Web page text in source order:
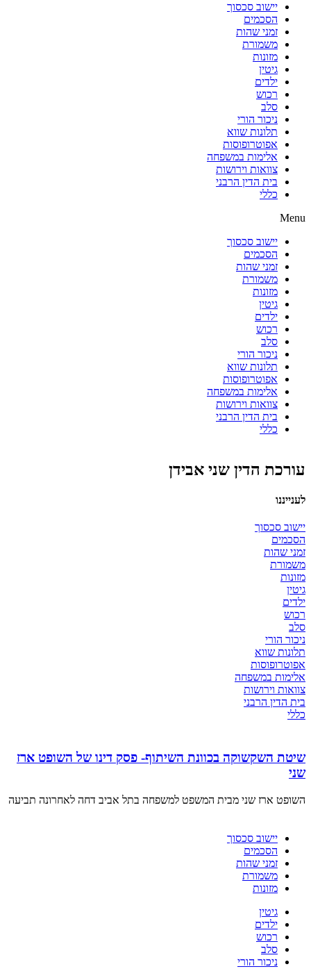
יישוב סכסוך
הסכמים
זמני שהות
משמורת
מזונות
גיטין
ילדים
רכוש
סלב
ניכור הורי
תלונות שווא
אפוטרופוסות
אלימות במשפחה
צוואות וירושות
בית הדין הרבני
כללי
Menu
יישוב סכסוך
הסכמים
זמני שהות
משמורת
מזונות
גיטין
ילדים
רכוש
סלב
ניכור הורי
תלונות שווא
אפוטרופוסות
אלימות במשפחה
צוואות וירושות
בית הדין הרבני
כללי
עורכת הדין שני אבידן
לענייננו
יישוב סכסוך
הסכמים
זמני שהות
משמורת
מזונות
גיטין
ילדים
רכוש
סלב
ניכור הורי
תלונות שווא
אפוטרופוסות
אלימות במשפחה
צוואות וירושות
בית הדין הרבני
כללי
שיטת השקשוקה בכוונת השיתוף- פסק דינו של השופט ארז
שני
השופט ארז שני מבית המשפט למשפחה בתל אביב דחה לאחרונה תביעה
יישוב סכסוך
הסכמים
זמני שהות
משמורת
מזונות
גיטין
ילדים
רכוש
סלב
ניכור הורי